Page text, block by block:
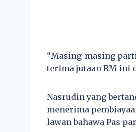
“Masing-masing
terima jutaan RM ini
Nasrudin yang
menerima
lawan bahawa Pas